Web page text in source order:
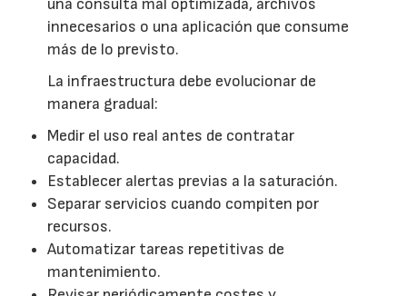
innecesarios o una aplicación que consume
más de lo previsto.
La infraestructura debe evolucionar de
manera gradual:
Medir el uso real antes de contratar
capacidad.
Establecer alertas previas a la saturación.
Separar servicios cuando compiten por
recursos.
Automatizar tareas repetitivas de
mantenimiento.